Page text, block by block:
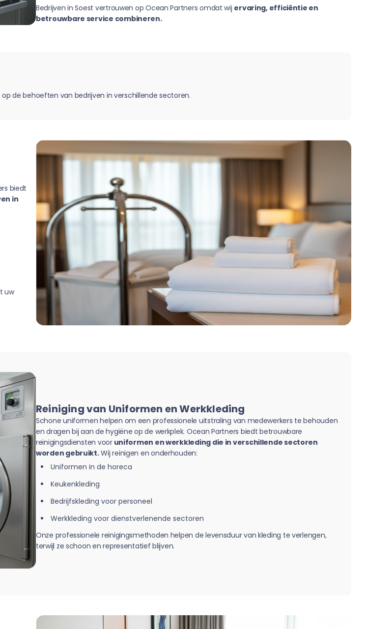
Bedrijven in Soest vertrouwen op Ocean Partners omdat wij ervaring, efficiëntie en
betrouwbare service combineren.
de behoeften van bedrijven in verschillende sectoren.
biedt
in
uw
Reiniging van Uniformen en Werkkleding
Schone uniformen helpen om een professionele uitstraling van medewerkers te behouden
en dragen bij aan de hygiëne op de werkplek. Ocean Partners biedt betrouwbare
reinigingsdiensten vooruniformen en werkkleding die in verschillende sectoren
worden gebruikt.Wij reinigen en onderhouden:
Uniformen in de horeca
Keukenkleding
Bedrijfskleding voor personeel
Werkkleding voor dienstverlenende sectoren
Onze professionele reinigingsmethoden helpen de levensduur van kleding te verlengen,
terwijl ze schoon en representatief blijven.